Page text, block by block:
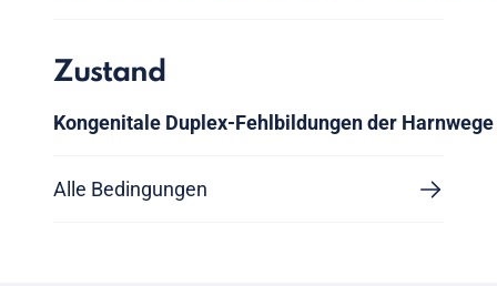
Zustand
Kongenitale Duplex-Fehlbildungen der Harnwege
Alle Bedingungen